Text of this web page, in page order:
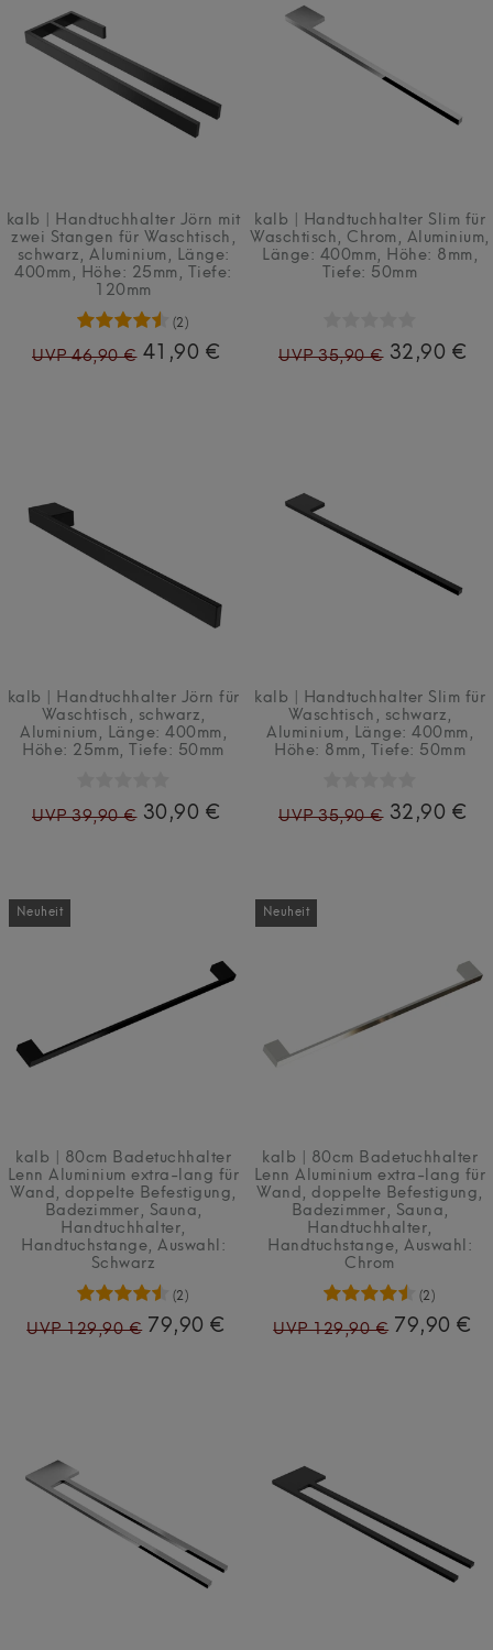
kalb | Handtuchhalter Jörn mit
zwei Stangen für Waschtisch,
schwarz, Aluminium, Länge:
400mm, Höhe: 25mm, Tiefe:
120mm
(2)
UVP 46,90 € 41,90 €
kalb | Handtuchhalter Slim für
Waschtisch, Chrom, Aluminium,
Länge: 400mm, Höhe: 8mm,
Tiefe: 50mm
UVP 35,90 € 32,90 €
kalb | Handtuchhalter Jörn für
Waschtisch, schwarz,
Aluminium, Länge: 400mm,
Höhe: 25mm, Tiefe: 50mm
UVP 39,90 € 30,90 €
kalb | Handtuchhalter Slim für
Waschtisch, schwarz,
Aluminium, Länge: 400mm,
Höhe: 8mm, Tiefe: 50mm
UVP 35,90 € 32,90 €
Neuheit
kalb | 80cm Badetuchhalter
Lenn Aluminium extra-lang für
Wand, doppelte Befestigung,
Badezimmer, Sauna,
Handtuchhalter,
Handtuchstange, Auswahl:
Schwarz
(2)
UVP 129,90 € 79,90 €
Neuheit
kalb | 80cm Badetuchhalter
Lenn Aluminium extra-lang für
Wand, doppelte Befestigung,
Badezimmer, Sauna,
Handtuchhalter,
Handtuchstange, Auswahl:
Chrom
(2)
UVP 129,90 € 79,90 €